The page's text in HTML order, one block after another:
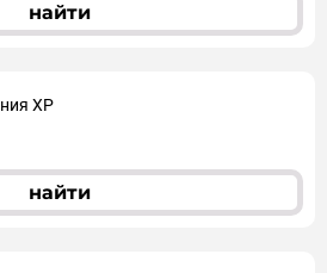
найти
XP
найти